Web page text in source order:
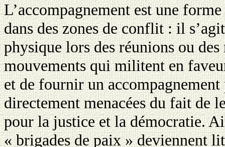
L’accompagnement est une
dans des zones de conflit : il
physique lors des réunions ou
mouvements qui militent en
et de fournir un accompagnement
directement menacées du fait de
pour la justice et la démocratie.
«brigades de paix » deviennent